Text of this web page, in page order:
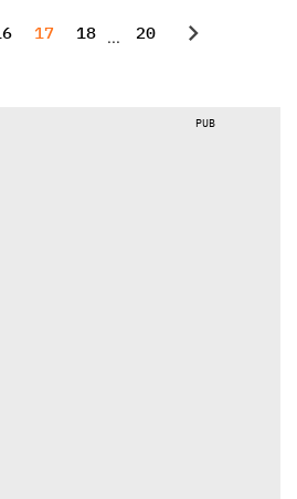
17 18 ... 20 chevron_right
PUB